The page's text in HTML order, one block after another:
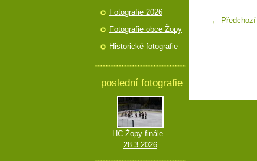
← Předchozí
Fotografie 2026
Fotografie obce Žopy
Historické fotografie
poslední fotografie
HC Žopy finále -
28.3.2026